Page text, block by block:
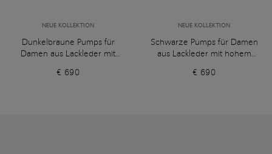
NEUE KOLLEKTION
Dunkelbraune Pumps für
Damen aus Lackleder mit
€ 690
NEUE KOLLEKTION
Schwarze Pumps für Damen
aus Lackleder mit hohem
€ 690